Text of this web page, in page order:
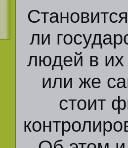
ли
людей в
или же
стоит